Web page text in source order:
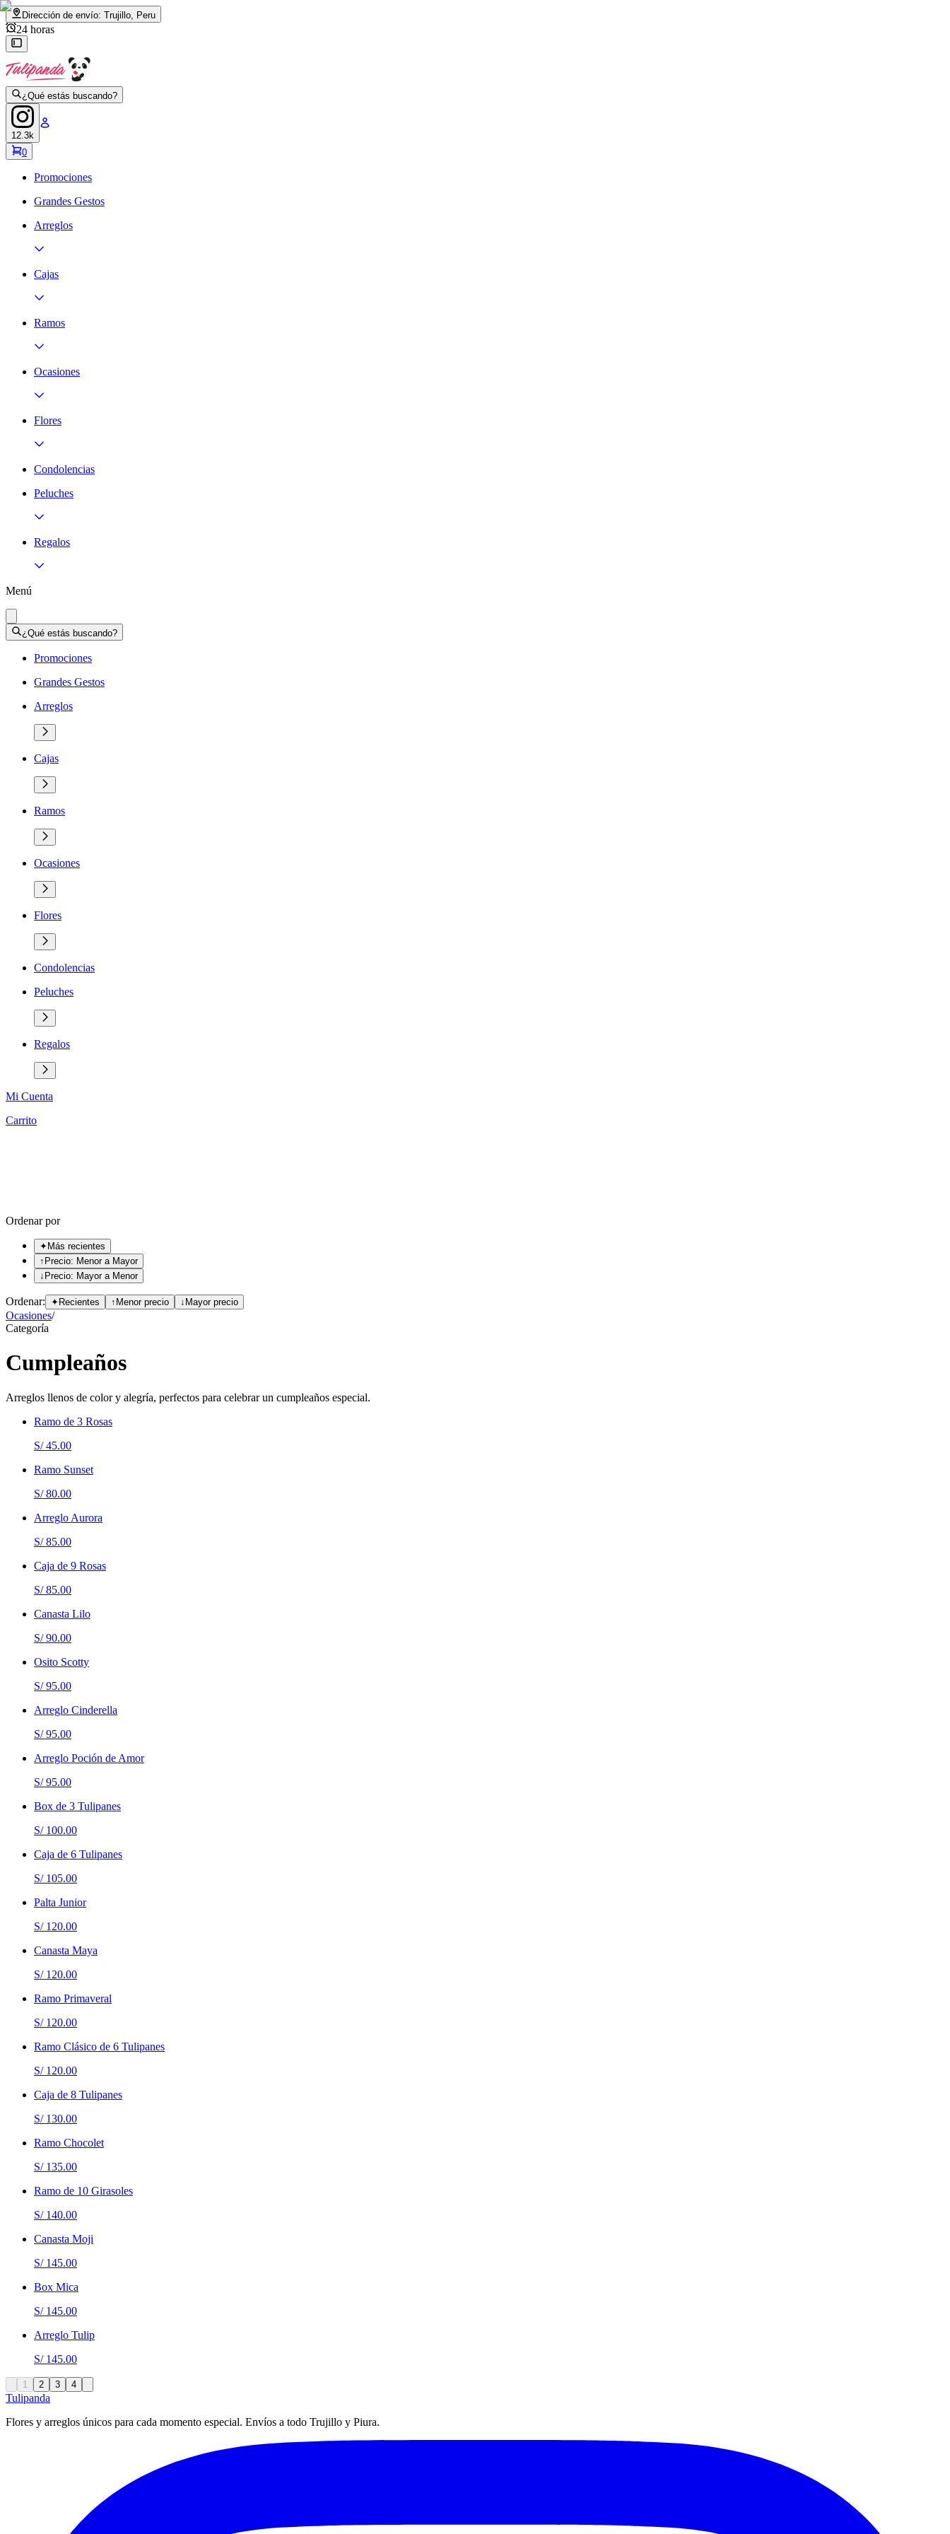
Dirección de envío: Trujillo, Peru
24 horas
¿Qué estás buscando?
12.3k
0
Promociones
Grandes Gestos
Arreglos
Cajas
Ramos
Ocasiones
Flores
Condolencias
Peluches
Regalos
Menú
¿Qué estás buscando?
Promociones
Grandes Gestos
Arreglos
Cajas
Ramos
Ocasiones
Flores
Condolencias
Peluches
Regalos
Mi Cuenta
Carrito
Ordenar por
✦ Más recientes
↑ Precio: Menor a Mayor
↓ Precio: Mayor a Menor
Ordenar: ✦ Recientes ↑ Menor precio ↓ Mayor precio
Ocasiones/
Categoría
Cumpleaños
Arreglos llenos de color y alegría, perfectos para celebrar un cumpleaños especial.
Ramo de 3 Rosas
S/ 45.00
Ramo Sunset
S/ 80.00
Arreglo Aurora
S/ 85.00
Caja de 9 Rosas
S/ 85.00
Canasta Lilo
S/ 90.00
Osito Scotty
S/ 95.00
Arreglo Cinderella
S/ 95.00
Arreglo Poción de Amor
S/ 95.00
Box de 3 Tulipanes
S/ 100.00
Caja de 6 Tulipanes
S/ 105.00
Palta Junior
S/ 120.00
Canasta Maya
S/ 120.00
Ramo Primaveral
S/ 120.00
Ramo Clásico de 6 Tulipanes
S/ 120.00
Caja de 8 Tulipanes
S/ 130.00
Ramo Chocolet
S/ 135.00
Ramo de 10 Girasoles
S/ 140.00
Canasta Moji
S/ 145.00
Box Mica
S/ 145.00
Arreglo Tulip
S/ 145.00
1 2 3 4
Tulipanda
Flores y arreglos únicos para cada momento especial. Envíos a todo Trujillo y Piura.